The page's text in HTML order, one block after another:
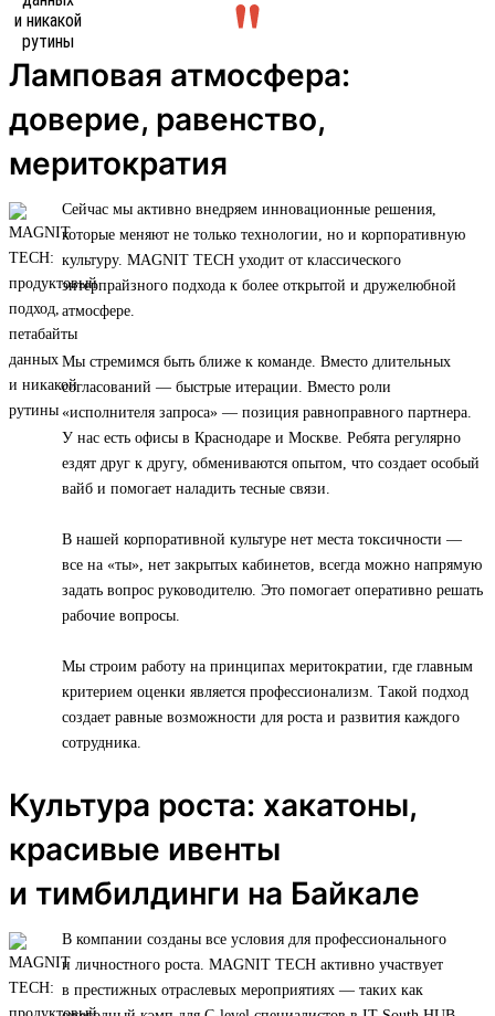
Ламповая атмосфера:
доверие, равенство,
меритократия
Сейчас мы активно внедряем инновационные решения,
которые меняют не только технологии, но и корпоративную
культуру. MAGNIT TECH уходит от классического
энтерпрайзного подхода к более открытой и дружелюбной
атмосфере.
Мы стремимся быть ближе к команде. Вместо длительных
согласований — быстрые итерации. Вместо роли
«исполнителя запроса» — позиция равноправного партнера.
У нас есть офисы в Краснодаре и Москве. Ребята регулярно
ездят друг к другу, обмениваются опытом, что создает особый
вайб и помогает наладить тесные связи.
В нашей корпоративной культуре нет места токсичности —
все на «ты», нет закрытых кабинетов, всегда можно напрямую
задать вопрос руководителю. Это помогает оперативно решать
рабочие вопросы.
Мы строим работу на принципах меритократии, где главным
критерием оценки является профессионализм. Такой подход
создает равные возможности для роста и развития каждого
сотрудника.
Культура роста: хакатоны,
красивые ивенты
и тимбилдинги на Байкале
В компании созданы все условия для профессионального
и личностного роста. MAGNIT TECH активно участвует
в престижных отраслевых мероприятиях — таких как